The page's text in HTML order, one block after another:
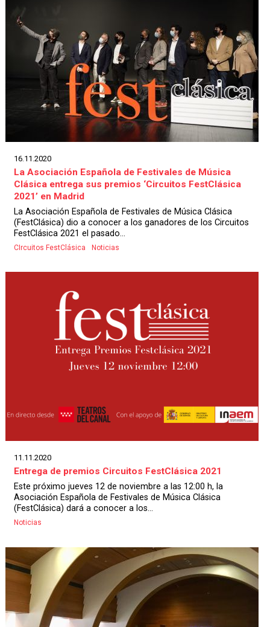
16.11.2020
La Asociación Española de Festivales de Música
Clásica entrega sus premios ‘Circuitos FestClásica
2021’ en Madrid
La Asociación Española de Festivales de Música Clásica
(FestClásica) dio a conocer a los ganadores de los Circuitos
FestClásica 2021 el pasado...
CIrcuitos FestClásica Noticias
11.11.2020
Entrega de premios Circuitos FestClásica 2021
Este próximo jueves 12 de noviembre a las 12:00 h, la
Asociación Española de Festivales de Música Clásica
(FestClásica) dará a conocer a los...
Noticias